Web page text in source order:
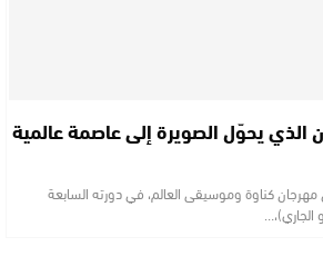
المهرجان الذي يحوّل الصويرة إلى عاصمة عالمية
كناوة وموسيقى العالم، في دورته السابعة